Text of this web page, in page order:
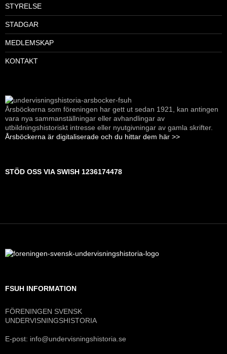
STYRELSE
STADGAR
MEDLEMSKAP
KONTAKT
Årsböckerna som föreningen har gett ut sedan 1921, kan antingen
vara nya sammanställningar eller avhandlingar av
utbildningshistoriskt intresse eller nyutgivningar av gamla skrifter.
Årsböckerna är digitaliserade och du hittar dem här >>
STÖD OSS VIA SWISH 1236174478
FSUH INFORMATION
FÖRENINGEN SVENSK
UNDERVISNINGSHISTORIA
E-post: info@undervisningshistoria.se